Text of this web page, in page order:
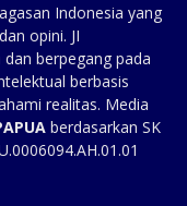
Indonesia yang
opini. JI
berpegang pada
berbasis
realitas. Media
berdasarkan SK